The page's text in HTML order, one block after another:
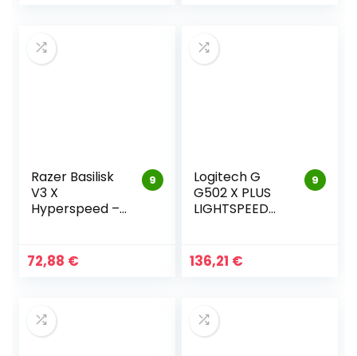
9
Razer Basilisk
V3 X
Hyperspeed –
72,88 €
9
Logitech G
G502 X PLUS
LIGHTSPEED
136,21 €